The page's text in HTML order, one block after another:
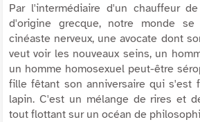
Par l'intermédiaire d'un chauffeur
d'origine grecque, notre monde
cinéaste nerveux, une avocate dont
veut voir les nouveaux seins, un
un homme homosexuel peut-être
fille fêtant son anniversaire qui s'est
lapin. C'est un mélange de rires et
tout flottant sur un océan de